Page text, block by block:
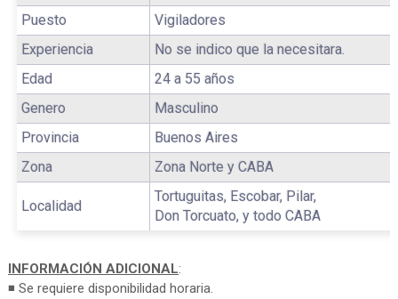
Puesto
Vigiladores
Experiencia
No se indico que la necesitara.
Edad
24 a 55 años
Genero
Masculino
Provincia
Buenos Aires
Zona
Zona Norte y CABA
Localidad
Tortuguitas, Escobar, Pilar,
Don Torcuato, y todo CABA
INFORMACIÓN ADICIONAL:
◾ Se requiere disponibilidad horaria.